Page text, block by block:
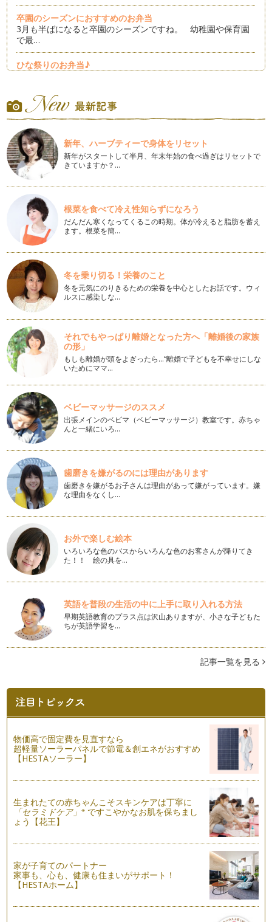
卒園のシーズンにおすすめのお弁当
3月も半ばになると卒園のシーズンですね。 幼稚園や保育園
で最…
ひな祭りのお弁当♪
簡単可愛い！ハートのお弁当♪
バレンタインもある２月にピッタリなのがハートのおかず！
今日…
節分の可愛いお弁当！
2月のイベント…
簡単で可愛い雪だるまのお弁当！
初雪の季節になりました！ 大人は雪が降ると大変～と思いま
すが…
簡単で可愛いクリスマスのブーツ！
クリスマスが近づいてきました。 今日はプレゼントを入れる
赤い…
保温庫の季節におすすめのお弁当！
急に気温も下がり冬らしくなってきましたね。 この時期幼稚
園で…
クリスマスに作りたいお弁当♪
街も華やかになるこの季節に お弁当もクリスマスらしいもの
を作…
秋の遠足の季節に 可愛いどんぐりのお弁当をつくってみませ
んか？ …
運動会のお弁当におすすめ！
秋の行楽シーズン！ 運動会や遠足などでお弁当を作る機会も
多いかと思います。 一つ入…
ハロウィンの簡単デコ弁当！
１０月に入ると作りたくなるのがハロウィンのデコ弁当です。
…
子どもが喜ぶ！乗り物のお弁当♪
子どもが喜ぶおにぎりの一つに パトカーのおにぎりが…
初心者にも作りやすい！うさぎさんのお弁当♪
新学期も始まりお弁当作りがスタートした方もいらっしゃると
思います。 今日…
くるっと巻くだけ！可愛いハムのお花の作り方
お弁当のちょっとした隙間などに入っていると華やかになるハ
ムのお花！ &n…
ウインナーの簡単ゾウさん弁当♪
動物園でも大人気のゾウさん。 我が家の子どもたちも大好き
サンドイッチも一工夫で可愛く！
キャラ弁やデコ弁のイメージって ご飯をあれこれ工夫すると
思っ…
ウインナーで作る！ミニサイズのホットドッグ♪
可愛いお弁当を作りたいけど、あれこれ細かい作業は苦手！
とい…
スーパーの店頭にスイカが並びだすと作…
コロコロのウインナーのクマさんの作り方！
お弁当の蓋を開ける瞬間ってウキウキしますよね！ 入…
パパッと簡単にできる可愛いお弁当！
朝は忙しくてバタバタしますよね。 お弁当を作る時間…
可愛いお弁当を作ろうと思ったら何か特別な道具をそろえない
新年、ハーブティーで身体をリセット
新年がスタートして半月、年末年始の食べ過ぎはリセットで
きていますか？…
根菜を食べて冷え性知らずになろう
だんだん寒くなってくるこの時期。体が冷えると脂肪を蓄え
ます。根菜を簡…
冬を乗り切る！栄養のこと
冬を元気にのりきるための栄養を中心としたお話です。ウィ
ルスに感染しな…
それでもやっぱり離婚となった方へ「離婚後の家族
の形」
もしも離婚が頭をよぎったら…“離婚で子どもを不幸せにしな
いためにママ…
ベビーマッサージのススメ
出張メインのベビマ（ベビーマッサージ）教室です。赤ちゃ
んと一緒にいろ…
歯磨きを嫌がるのには理由があります
歯磨きを嫌がるお子さんは理由があって嫌がっています。嫌
な理由をなくし…
お外で楽しむ絵本
いろいろな色のバスからいろんな色のお客さんが降りてき
た！！ 絵の具を…
英語を普段の生活の中に上手に取り入れる方法
早期英語教育のプラス点は沢山ありますが、小さな子どもた
ちが英語学習を…
記事一覧を見る
物価高で固定費を見直すなら
超軽量ソーラーパネルで節電＆創エネがおすすめ
【HESTAソーラー】
生まれたての赤ちゃんこそスキンケアは丁寧に
「セラミドケア」※ ですこやかなお肌を保ちまし
ょう【花王】
家が子育てのパートナー
家事も、心も、健康も住まいがサポート！
【HESTAホーム】